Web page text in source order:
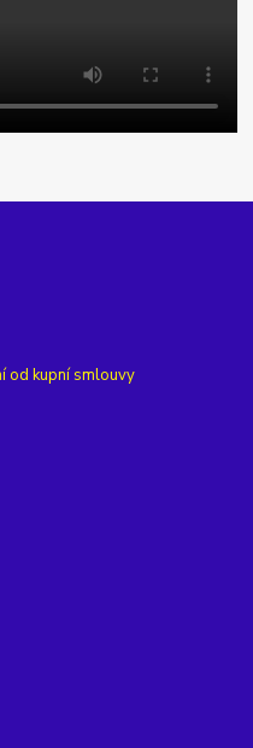
od kupní smlouvy